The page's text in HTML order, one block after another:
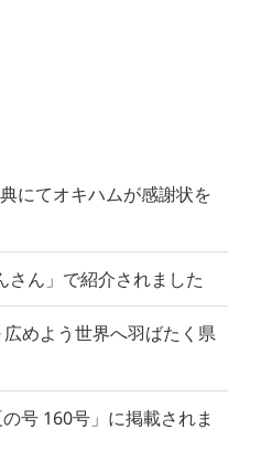
にてオキハムが感謝状を
さん」で紹介されました
めよう世界へ羽ばたく県
号 160号」に掲載されま